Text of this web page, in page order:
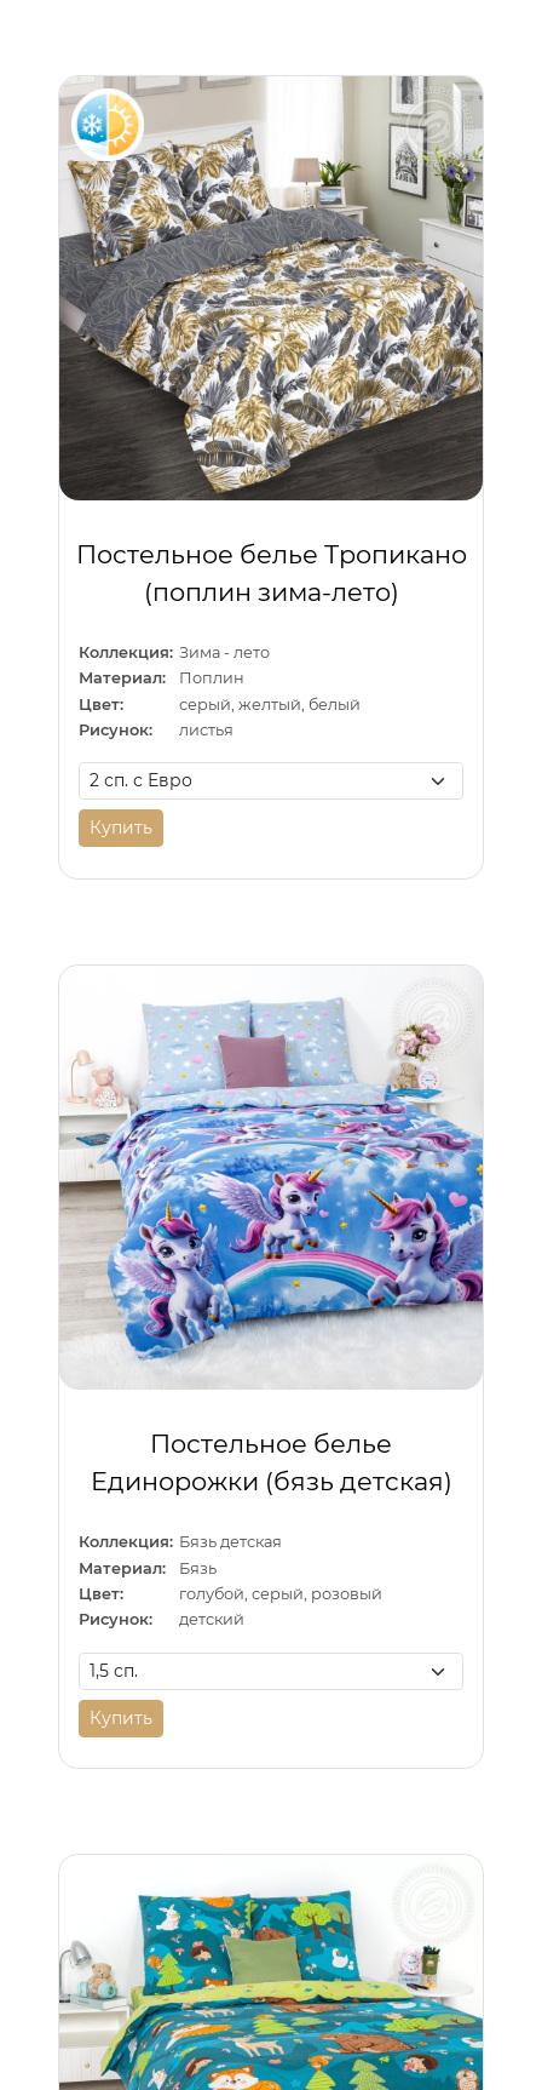
Постельное белье Тропикано
(поплин зима-лето)
Коллекция: Зима - лето
Материал:
Поплин
Цвет:
серый, желтый, белый
Рисунок:
листья
Купить
Постельное белье
Единорожки (бязь детская)
Коллекция: Бязь детская
Материал:
Бязь
Цвет:
голубой, серый, розовый
Рисунок:
детский
Купить